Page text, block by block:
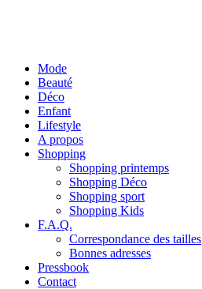
Mode
Beauté
Déco
Enfant
Lifestyle
A propos
Shopping
Shopping printemps
Shopping Déco
Shopping sport
Shopping Kids
F.A.Q.
Correspondance des tailles
Bonnes adresses
Pressbook
Contact